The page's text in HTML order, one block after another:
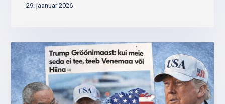
29. jaanuar 2026